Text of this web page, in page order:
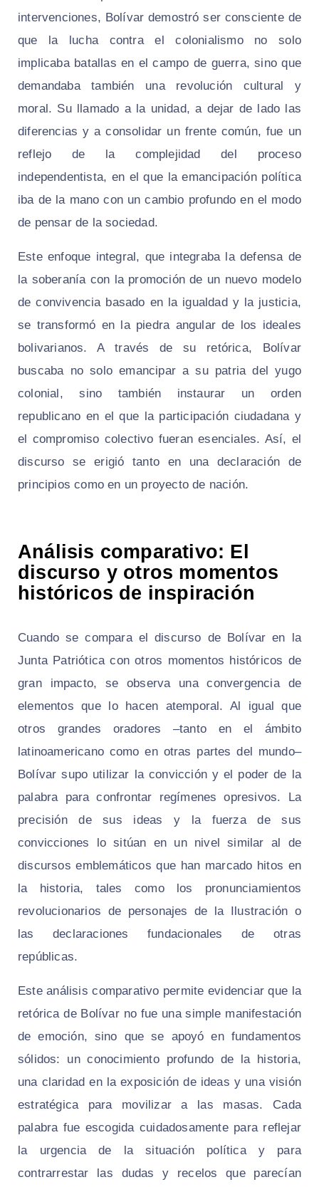
intervenciones, Bolívar demostró ser consciente de
que la lucha contra el colonialismo no solo
implicaba batallas en el campo de guerra, sino que
demandaba también una revolución cultural y
moral. Su llamado a la unidad, a dejar de lado las
diferencias y a consolidar un frente común, fue un
reflejo de la complejidad del proceso
independentista, en el que la emancipación política
iba de la mano con un cambio profundo en el modo
de pensar de la sociedad.
Este enfoque integral, que integraba la defensa de
la soberanía con la promoción de un nuevo modelo
de convivencia basado en la igualdad y la justicia,
se transformó en la piedra angular de los ideales
bolivarianos. A través de su retórica, Bolívar
buscaba no solo emancipar a su patria del yugo
colonial, sino también instaurar un orden
republicano en el que la participación ciudadana y
el compromiso colectivo fueran esenciales. Así, el
discurso se erigió tanto en una declaración de
principios como en un proyecto de nación.
Análisis comparativo: El
discurso y otros momentos
históricos de inspiración
Cuando se compara el discurso de Bolívar en la
Junta Patriótica con otros momentos históricos de
gran impacto, se observa una convergencia de
elementos que lo hacen atemporal. Al igual que
otros grandes oradores –tanto en el ámbito
latinoamericano como en otras partes del mundo–
Bolívar supo utilizar la convicción y el poder de la
palabra para confrontar regímenes opresivos. La
precisión de sus ideas y la fuerza de sus
convicciones lo sitúan en un nivel similar al de
discursos emblemáticos que han marcado hitos en
la historia, tales como los pronunciamientos
revolucionarios de personajes de la Ilustración o
las declaraciones fundacionales de otras
repúblicas.
Este análisis comparativo permite evidenciar que la
retórica de Bolívar no fue una simple manifestación
de emoción, sino que se apoyó en fundamentos
sólidos: un conocimiento profundo de la historia,
una claridad en la exposición de ideas y una visión
estratégica para movilizar a las masas. Cada
palabra fue escogida cuidadosamente para reflejar
la urgencia de la situación política y para
contrarrestar las dudas y recelos que parecían